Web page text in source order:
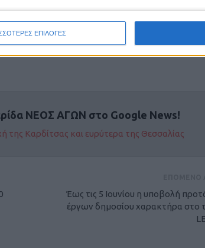
ΕΠΙΛΟΓΕΣ
χρήση και η προστασία των χρηστών
ημέρας για τα ηλεκτρικά πατίνια
ΝΕΟΣ ΑΓΩΝ στο Google News!
της Καρδίτσας και ευρύτερα της Θεσσαλίας
Έως τις 5 Ιουνίου η υποβολή
έργων δημοσίου χαρακτήρα στο